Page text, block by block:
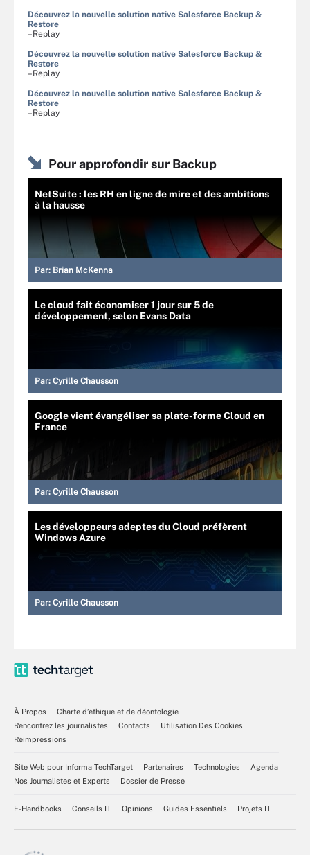
Découvrez la nouvelle solution native Salesforce Backup &
Restore
–Replay
Découvrez la nouvelle solution native Salesforce Backup &
Restore
–Replay
Découvrez la nouvelle solution native Salesforce Backup &
Restore
–Replay
Pour approfondir sur Backup
NetSuite : les RH en ligne de mire et des ambitions
à la hausse
Par: Brian McKenna
Le cloud fait économiser 1 jour sur 5 de
développement, selon Evans Data
Par: Cyrille Chausson
Google vient évangéliser sa plate-forme Cloud en
France
Par: Cyrille Chausson
Les développeurs adeptes du Cloud préfèrent
Windows Azure
Par: Cyrille Chausson
À Propos
Charte d’éthique et de déontologie
Rencontrez les journalistes
Contacts
Utilisation Des Cookies
Réimpressions
Site Web pour Informa TechTarget Partenaires Technologies
Agenda
Nos Journalistes et Experts
Dossier de Presse
E-Handbooks Conseils IT Opinions Guides Essentiels Projets IT